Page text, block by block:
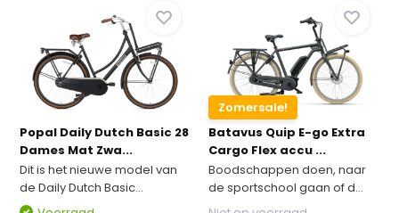
Popal Daily Dutch Basic 28
Dames Mat Zwa...
Dit is het nieuwe model van
de Daily Dutch Basic...
Zomersale!
Batavus Quip E-go Extra
Cargo Flex accu ...
Boodschappen doen, naar
de sportschool gaan of d...